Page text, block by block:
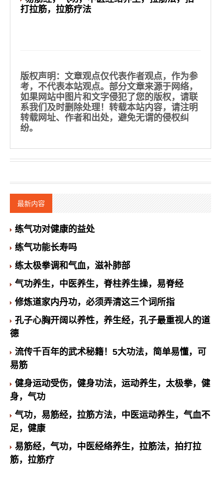
打拉筋，拉筋疗法
版权声明 ：文章观点仅代表作者观点，作为参
考，不代表本站观点。部分文章来源于网络，
如果网站中图片和文字侵犯了您的版权，请联
系我们及时删除处理！转载本站内容，请注明
转载网址、作者和出处，避免无谓的侵权纠
纷。
最新内容
练气功对健康的益处
练气功能长寿吗
练太极拳调和气血，滋补肺部
气功养生，中医养生，脊柱养生操，易脊经
修炼道家内丹功，必须弄清这三个词所指
孔子心胸开阔以养性，养生经，孔子最重视人的道
德
流传千百年的武术秘籍！5大功法，简单易懂，可
易筋
健身运动受伤，健身功法，运动养生，太极拳，健
身，气功
气功，易筋经，拉筋方法，中医运动养生，气血不
足，健康
易筋经，气功，中医经络养生，拉筋法，拍打拉
筋，拉筋疗